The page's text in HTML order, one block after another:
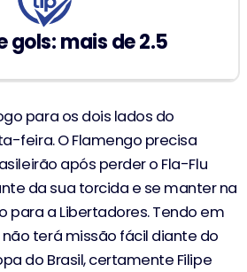
gols: mais de 2.5
para os dois lados do
feira. O Flamengo precisa
após perder o Fla-Flu
da sua torcida e se manter na
para a Libertadores. Tendo em
terá missão fácil diante do
do Brasil, certamente Filipe